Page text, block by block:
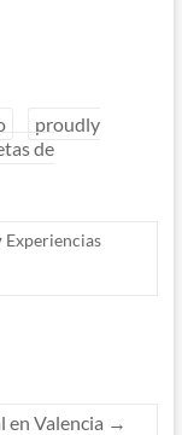
proudly
de
Experiencias
en Valencia →